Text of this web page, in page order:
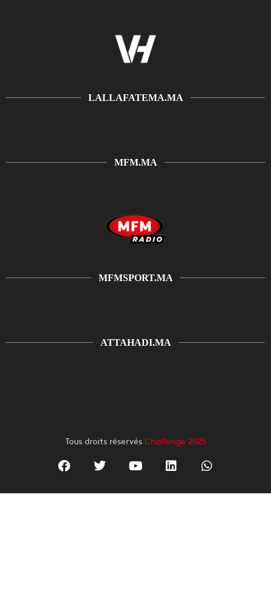
LALLAFATEMA.MA
MFM.MA
MFMSPORT.MA
ATTAHADI.MA
Tous droits réservés Challenge 2025